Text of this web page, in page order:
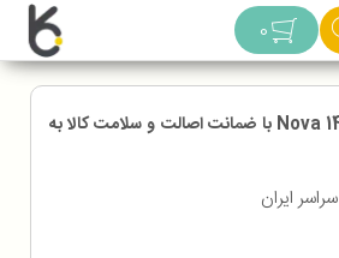
0
اسپرسو ساز نوا مدل Nova 149 با ضمانت اصالت و سلامت کالا به
سراسر ایران